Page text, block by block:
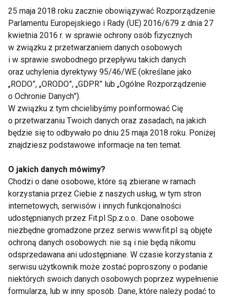
Nie przegap nowości ze
świata FIT!
Zapisz się do naszego newslettera
Wyrażam zgodę na otrzymywanie informacji
handlowej drogą elektroniczną na podany adres e-mail
przez FIT.PL. Więcej informacji znajdziesz w Polityce
Prywatności.
ZAPISZ SIĘ
25 maja 2018 roku zacznie obowiązywać Rozporządzenie
Parlamentu Europejskiego i Rady (UE) 2016/679 z dnia 27
kwietnia 2016 r. w sprawie ochrony osób fizycznych
w związku z przetwarzaniem danych osobowych
i w sprawie swobodnego przepływu takich danych
oraz uchylenia dyrektywy 95/46/WE (określane jako
„RODO”, „ORODO”, „GDPR” lub „Ogólne Rozporządzenie
o Ochronie Danych”).
W związku z tym chcielibyśmy poinformować Cię
o przetwarzaniu Twoich danych oraz zasadach, na jakich
będzie się to odbywało po dniu 25 maja 2018 roku. Poniżej
znajdziesz podstawowe informacje na ten temat.
O jakich danych mówimy?
Chodzi o dane osobowe, które są zbierane w ramach
korzystania przez Ciebie z naszych usług, w tym stron
internetowych, serwisów i innych funkcjonalności
udostępnianych przez Fit.pl Sp.z.o.o.. Dane osobowe
niezbędne gromadzone przez serwis www.fit.pl są objęte
ochroną danych osobowych: nie są i nie będą nikomu
odsprzedawana ani udostępniane. W czasie korzystania z
serwisu użytkownik może zostać poproszony o podanie
niektórych swoich danych osobowych poprzez wypełnienie
formularza, lub w inny sposób. Dane, które należy podać to